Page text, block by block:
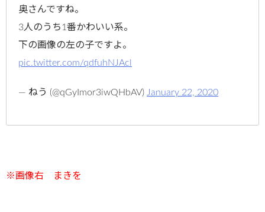
奥さんですね。
3人のうち1番かわいい系。
下の画像の左の子ですよ。
pic.twitter.com/qdfuhNJAcl
— ねう (@qGyImor3iwQHbAV) January 22, 2020
※画像右 まきを